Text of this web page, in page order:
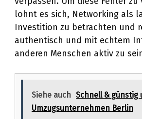
lohnt es sich, Networking als
Investition zu betrachten und
authentisch und mit echtem
anderen Menschen aktiv zu
Siehe auch Schnell & günstig
Umzugsunternehmen Berlin